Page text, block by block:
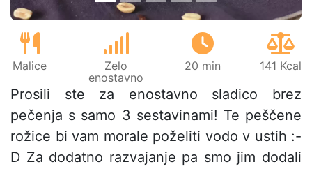
Malice
Zelo
enostavno
20 min 141 Kcal
Prosili ste za enostavno sladico brez
pečenja s samo 3 sestavinami! Te peščene
rožice bi vam morale poželiti vodo v ustih :-
D Za dodatno razvajanje pa smo jim dodali